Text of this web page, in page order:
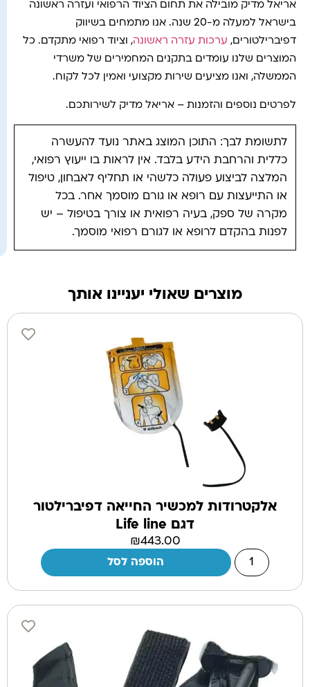
אריאל מדיק מובילה את תחום הציוד הרפואי ועזרה ראשונה
בישראל למעלה מ-20 שנה. אנו מתמחים בשיווק
דפיברילטורים, ערכות עזרה ראשונה, וציוד רפואי מתקדם. כל
המוצרים שלנו עומדים בתקנים המחמירים של משרדי
הממשלה, ואנו מציעים שירות מקצועי ואמין לכל לקוח.
לפרטים נוספים והזמנות – אריאל מדיק לשירותכם.
לתשומת לבך: התוכן המוצג באתר נועד להעשרה
כללית והרחבת הידע בלבד. אין לראות בו ייעוץ רפואי,
המלצה לביצוע פעולה כלשהי או תחליף לאבחון, טיפול
או התייעצות עם רופא או גורם מוסמך אחר. בכל
מקרה של ספק, בעיה רפואית או צורך בטיפול – יש
לפנות בהקדם לרופא או לגורם רפואי מוסמך.
מוצרים שאולי יעניינו אותך
אלקטרודות למכשיר החייאה דפיברילטור
דגם Life line
₪443.00
הוספה לסל